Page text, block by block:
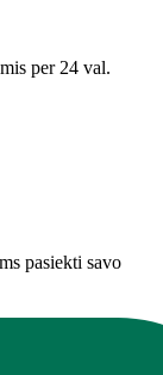
per 24 val.
pasiekti savo